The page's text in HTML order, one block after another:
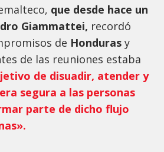
que desde hace un
Giammattei, recordó
de Honduras y
de las reuniones estaba
de disuadir, atender y
segura a las personas
parte de dicho flujo